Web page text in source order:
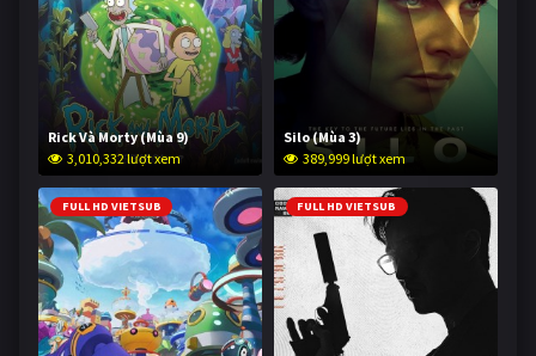
Rick Và Morty (Mùa 9)
3,010,332 lượt xem
Silo (Mùa 3)
389,999 lượt xem
FULL HD VIETSUB FULL HD VIETSUB